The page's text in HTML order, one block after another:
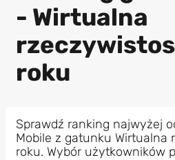
- Wirtualna
roku
Sprawdź ranking najwyżej
Mobile z gatunku Wirtualna
roku. Wybór użytkowników